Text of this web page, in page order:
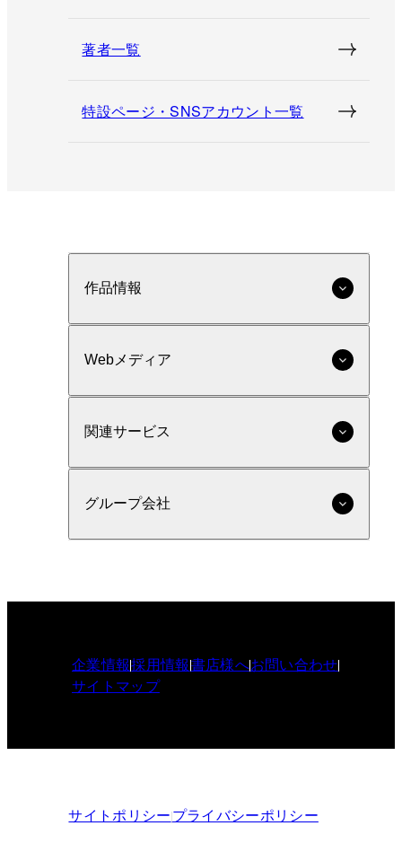
著者一覧
特設ページ・SNSアカウント一覧
作品情報
Webメディア
関連サービス
グループ会社
企業情報採用情報書店様へお問い合わせ
サイトマップ
サイトポリシープライバシーポリシー